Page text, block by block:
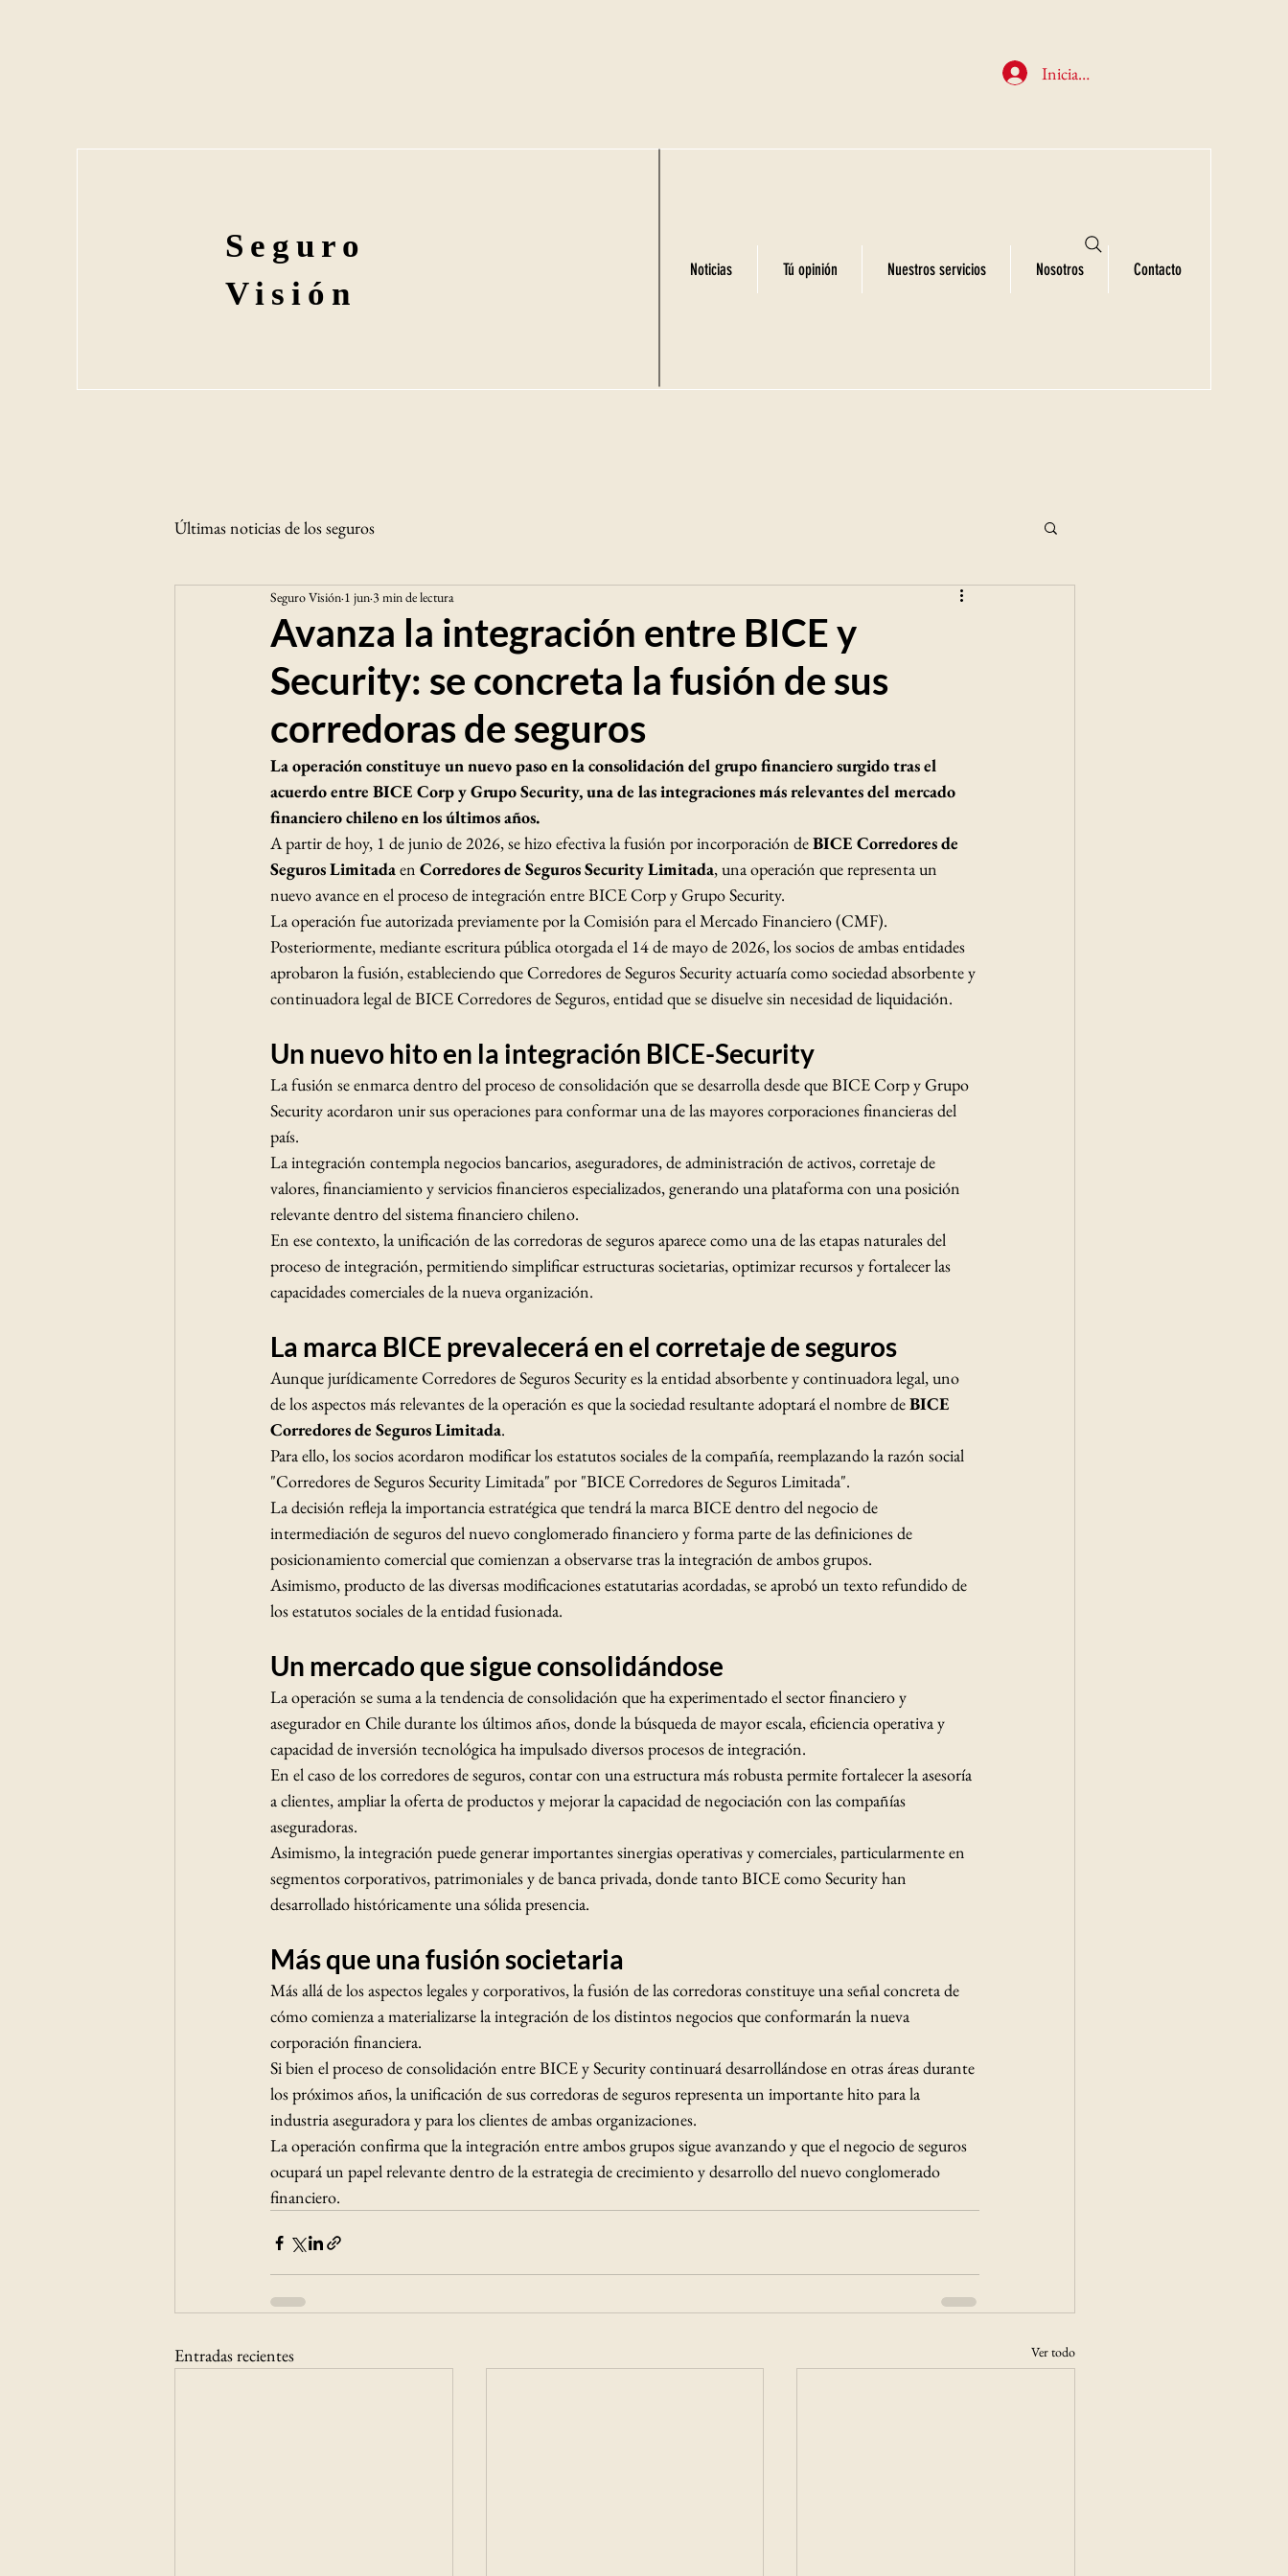
Iniciar sesión
Seguro
Visión
Noticias Tú opinión Nuestros servicios Nosotros Contacto
Últimas noticias de los seguros
Avanza la integración entre BICE y
Security: se concreta la fusión de sus
corredoras de seguros
Seguro Visión 1 jun 3 min de lectura
La operación constituye un nuevo paso en la consolidación del grupo financiero surgido tras el
acuerdo entre BICE Corp y Grupo Security, una de las integraciones más relevantes del mercado
financiero chileno en los últimos años.
A partir de hoy, 1 de junio de 2026, se hizo efectiva la fusión por incorporación de BICE Corredores de
Seguros Limitada en Corredores de Seguros Security Limitada, una operación que representa un
nuevo avance en el proceso de integración entre BICE Corp y Grupo Security.
La operación fue autorizada previamente por la Comisión para el Mercado Financiero (CMF).
Posteriormente, mediante escritura pública otorgada el 14 de mayo de 2026, los socios de ambas entidades
aprobaron la fusión, estableciendo que Corredores de Seguros Security actuaría como sociedad absorbente y
continuadora legal de BICE Corredores de Seguros, entidad que se disuelve sin necesidad de liquidación.
Un nuevo hito en la integración BICE-Security
La fusión se enmarca dentro del proceso de consolidación que se desarrolla desde que BICE Corp y Grupo
Security acordaron unir sus operaciones para conformar una de las mayores corporaciones financieras del
país.
La integración contempla negocios bancarios, aseguradores, de administración de activos, corretaje de
valores, financiamiento y servicios financieros especializados, generando una plataforma con una posición
relevante dentro del sistema financiero chileno.
En ese contexto, la unificación de las corredoras de seguros aparece como una de las etapas naturales del
proceso de integración, permitiendo simplificar estructuras societarias, optimizar recursos y fortalecer las
capacidades comerciales de la nueva organización.
La marca BICE prevalecerá en el corretaje de seguros
Aunque jurídicamente Corredores de Seguros Security es la entidad absorbente y continuadora legal, uno
de los aspectos más relevantes de la operación es que la sociedad resultante adoptará el nombre de BICE
Corredores de Seguros Limitada.
Para ello, los socios acordaron modificar los estatutos sociales de la compañía, reemplazando la razón social
"Corredores de Seguros Security Limitada" por "BICE Corredores de Seguros Limitada".
La decisión refleja la importancia estratégica que tendrá la marca BICE dentro del negocio de
intermediación de seguros del nuevo conglomerado financiero y forma parte de las definiciones de
posicionamiento comercial que comienzan a observarse tras la integración de ambos grupos.
Asimismo, producto de las diversas modificaciones estatutarias acordadas, se aprobó un texto refundido de
los estatutos sociales de la entidad fusionada.
Un mercado que sigue consolidándose
La operación se suma a la tendencia de consolidación que ha experimentado el sector financiero y
asegurador en Chile durante los últimos años, donde la búsqueda de mayor escala, eficiencia operativa y
capacidad de inversión tecnológica ha impulsado diversos procesos de integración.
En el caso de los corredores de seguros, contar con una estructura más robusta permite fortalecer la asesoría
a clientes, ampliar la oferta de productos y mejorar la capacidad de negociación con las compañías
aseguradoras.
Asimismo, la integración puede generar importantes sinergias operativas y comerciales, particularmente en
segmentos corporativos, patrimoniales y de banca privada, donde tanto BICE como Security han
desarrollado históricamente una sólida presencia.
Más que una fusión societaria
Más allá de los aspectos legales y corporativos, la fusión de las corredoras constituye una señal concreta de
cómo comienza a materializarse la integración de los distintos negocios que conformarán la nueva
corporación financiera.
Si bien el proceso de consolidación entre BICE y Security continuará desarrollándose en otras áreas durante
los próximos años, la unificación de sus corredoras de seguros representa un importante hito para la
industria aseguradora y para los clientes de ambas organizaciones.
La operación confirma que la integración entre ambos grupos sigue avanzando y que el negocio de seguros
ocupará un papel relevante dentro de la estrategia de crecimiento y desarrollo del nuevo conglomerado
financiero.
Entradas recientes Ver todo